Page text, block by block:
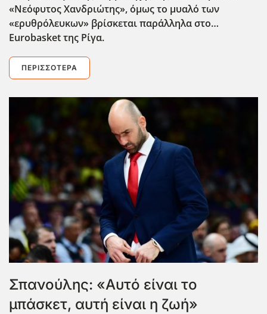
«Νεόφυτος Χανδριώτης», όμως το μυαλό των
«ερυθρόλευκων» βρίσκεται παράλληλα στο…
Eurobasketτης Ρίγα.
ΠΕΡΙΣΣΌΤΕΡΑ
Σπανούλης: «Αυτό είναι το
μπάσκετ, αυτή είναι η ζωή»